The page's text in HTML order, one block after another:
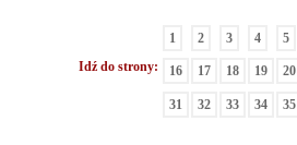
Idź do strony:
1 2 3 4 5
16 17 18 19 20
31 32 33 34 35